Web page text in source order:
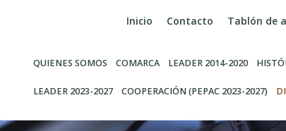
Inicio Contacto Tablón de
QUIENES SOMOS COMARCA LEADER 2014-2020
LEADER 2023-2027 COOPERACIÓN (PEPAC 2023-2027)